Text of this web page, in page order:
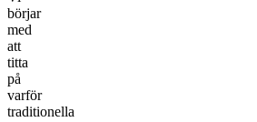
börjar
med
att
titta
på
varför
traditionella